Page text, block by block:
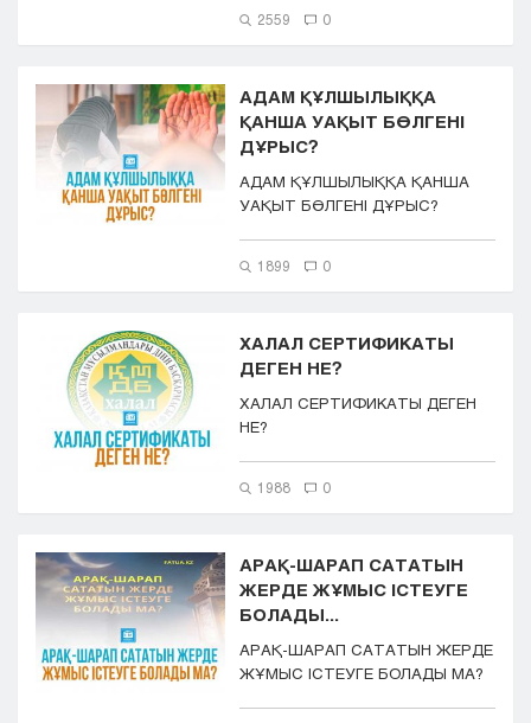
Тараз
Уральск
Усть-Каменогорск
Шымкент
2559 0
АДАМ ҚҰЛШЫЛЫҚҚА
ҚАНША УАҚЫТ БӨЛГЕНІ
ДҰРЫС?
АДАМ ҚҰЛШЫЛЫҚҚА ҚАНША
УАҚЫТ БӨЛГЕНІ ДҰРЫС?
1899 0
ХАЛАЛ СЕРТИФИКАТЫ
ДЕГЕН НЕ?
ХАЛАЛ СЕРТИФИКАТЫ ДЕГЕН
НЕ?
1988 0
АРАҚ-ШАРАП САТАТЫН
ЖЕРДЕ ЖҰМЫС ІСТЕУГЕ
БОЛАДЫ...
АРАҚ-ШАРАП САТАТЫН ЖЕРДЕ
ЖҰМЫС ІСТЕУГЕ БОЛАДЫ МА?